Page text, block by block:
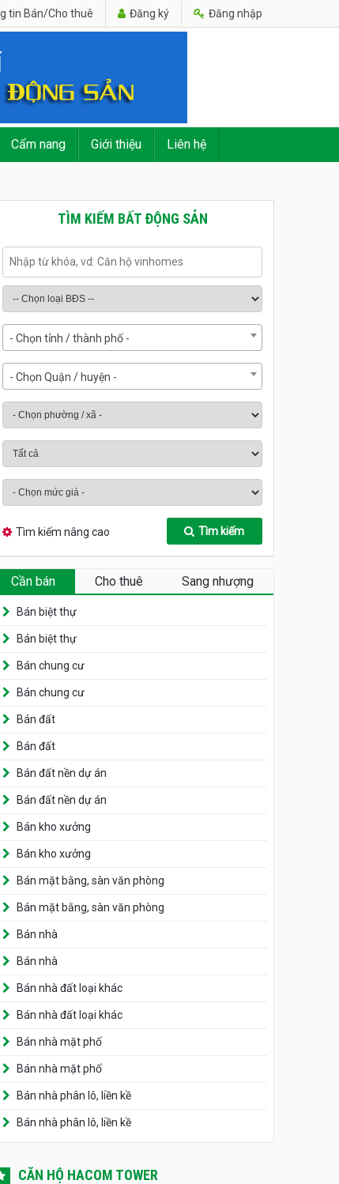
tin Bán/Cho thuê Đăng ký Đăng nhập
Cẩm nang Giới thiệu Liên hệ
TÌM KIẾM BẤT ĐỘNG SẢN
- Chọn tỉnh / thành phố -
- Chọn Quận / huyện -
Tìm kiếm nâng cao Tìm kiếm
Cần bán Cho thuê Sang nhượng
Bán biệt thự
Bán biệt thự
Bán chung cư
Bán chung cư
Bán đất
Bán đất
Bán đất nền dự án
Bán đất nền dự án
Bán kho xưởng
Bán kho xưởng
Bán mặt bằng, sàn văn phòng
Bán mặt bằng, sàn văn phòng
Bán nhà
Bán nhà
Bán nhà đất loại khác
Bán nhà đất loại khác
Bán nhà mặt phố
Bán nhà mặt phố
Bán nhà phân lô, liền kề
Bán nhà phân lô, liền kề
CĂN HỘ HACOM TOWER